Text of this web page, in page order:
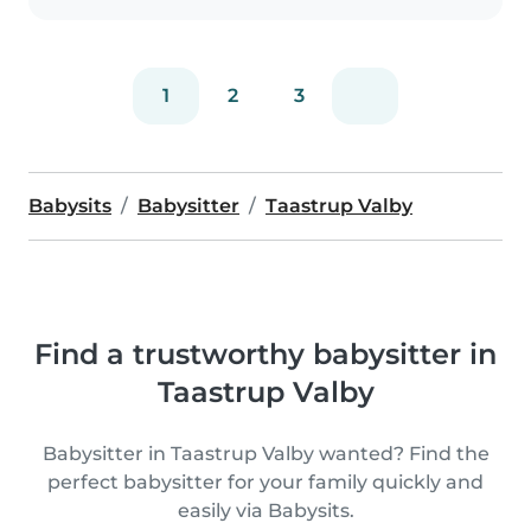
1 2 3
Babysits Babysitter Taastrup Valby
Find a trustworthy babysitter in
Taastrup Valby
Babysitter in Taastrup Valby wanted? Find the
perfect babysitter for your family quickly and
easily via Babysits.